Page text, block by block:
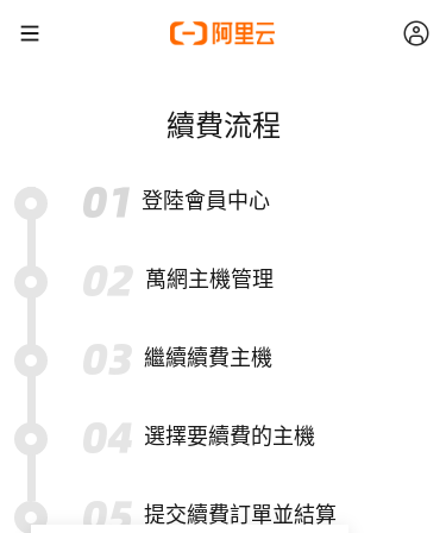
續費流程
登陸會員中心
萬網主機管理
繼續續費主機
選擇要續費的主機
提交續費訂單並結算